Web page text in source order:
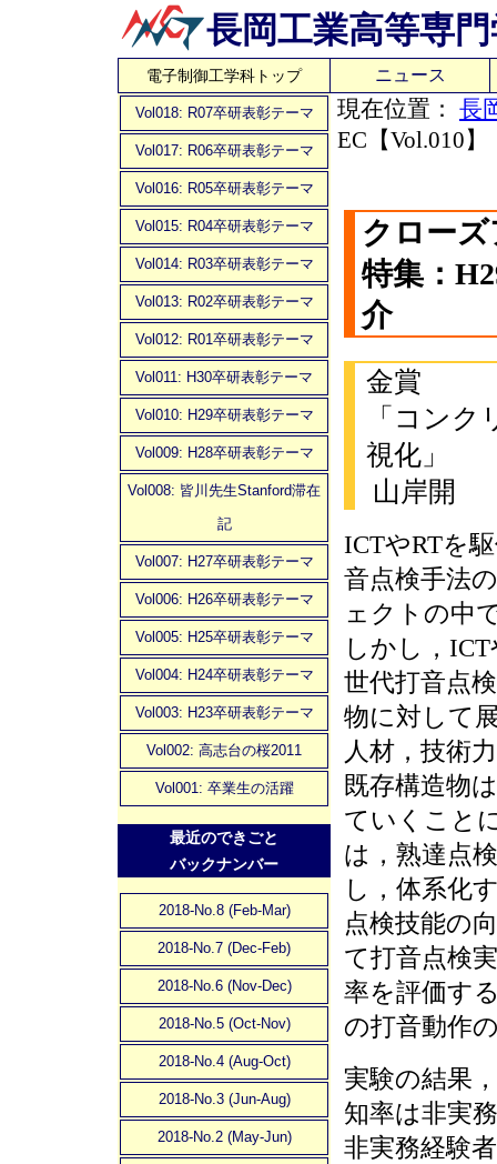
長岡工業高等専
電子制御工学科トップ
Vol018: R07卒研表彰テーマ
Vol017: R06卒研表彰テーマ
Vol016: R05卒研表彰テーマ
Vol015: R04卒研表彰テーマ
Vol014: R03卒研表彰テーマ
Vol013: R02卒研表彰テーマ
Vol012: R01卒研表彰テーマ
Vol011: H30卒研表彰テーマ
Vol010: H29卒研表彰テーマ
Vol009: H28卒研表彰テーマ
Vol008: 皆川先生Stanford滞在
記
Vol007: H27卒研表彰テーマ
Vol006: H26卒研表彰テーマ
Vol005: H25卒研表彰テーマ
Vol004: H24卒研表彰テーマ
Vol003: H23卒研表彰テーマ
Vol002: 高志台の桜2011
Vol001: 卒業生の活躍
最近のできごと
バックナンバー
2018-No.8 (Feb-Mar)
2018-No.7 (Dec-Feb)
2018-No.6 (Nov-Dec)
2018-No.5 (Oct-Nov)
2018-No.4 (Aug-Oct)
2018-No.3 (Jun-Aug)
2018-No.2 (May-Jun)
ニュース
現在位置： 長
EC【Vol.010】
クローズ
特集：
介
金賞
「コン
視化」
山岸開
ICTやRTを
音点検手法
ェクトの中
しかし，
世代打音点
物に対して
人材，技術
既存構造物
ていくこと
は，熟達点
し，体系化
点検技能の
て打音点検
率を評価す
の打音動作
実験の結果
知率は非実
非実務経験